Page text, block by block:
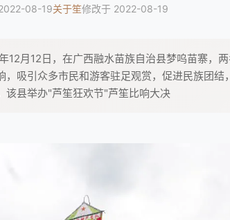
08-19关于笙修改于 2022-08-19
12月12日，在广西融水苗族自治县梦呜苗寨，
，吸引众多市民和游客驻足观赏，促进民族团
该县举办"芦笙狂欢节"芦笙比响大决